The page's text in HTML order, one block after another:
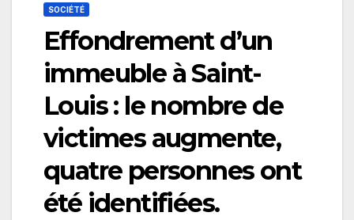
SOCIÉTÉ
Effondrement d’un
immeuble à Saint-
Louis : le nombre de
victimes augmente,
quatre personnes ont
été identifiées.